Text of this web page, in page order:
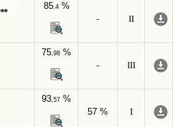
85,4%
-
II
75,98 %
-
III
93,57 %
57 %
I